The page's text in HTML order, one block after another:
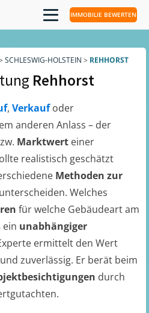
IMMOBILIE BEWERTEN
SCHLESWIG-HOLSTEIN > REHHORST
Rehhorst
, Verkaufoder
anderen Anlass – der
Marktwert einer
realistisch geschätzt
Methoden zur
unterscheiden. Welches
für welche Gebäudeart am
ein unabhängiger
ermittelt den Wert
zuverlässig. Er berät beim
durch